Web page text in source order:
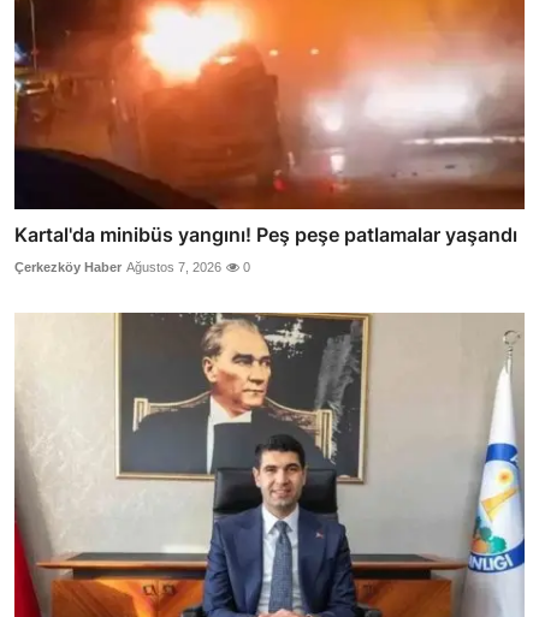
Kartal'da minibüs yangını! Peş peşe patlamalar yaşandı
Çerkezköy Haber Ağustos 7, 2026 0